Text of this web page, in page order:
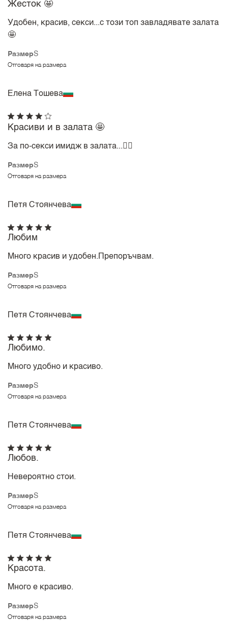
РазмерS
Отговаря на размера
Жесток 🤩
Удобен, красив, секси...с този топ завладявате залата
🤩
Елена Тошева
РазмерS
Отговаря на размера
Красиви и в залата 🤩
За по-секси имидж в залата...🧘‍♀️
Петя Стоянчева
РазмерS
Отговаря на размера
Любим
Много красив и удобен.Препоръчвам.
Петя Стоянчева
РазмерS
Отговаря на размера
Любимо.
Много удобно и красиво.
Петя Стоянчева
РазмерS
Отговаря на размера
Любов.
Невероятно стои.
Петя Стоянчева
РазмерS
Отговаря на размера
Красота.
Много е красиво.